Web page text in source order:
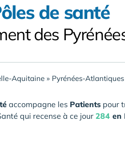
de santé
des
Aquitaine » Pyrénées-Atlantiques
accompagne les Patients pour
qui recense à ce jour 284 en